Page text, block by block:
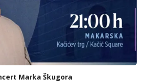
Marka Škugora